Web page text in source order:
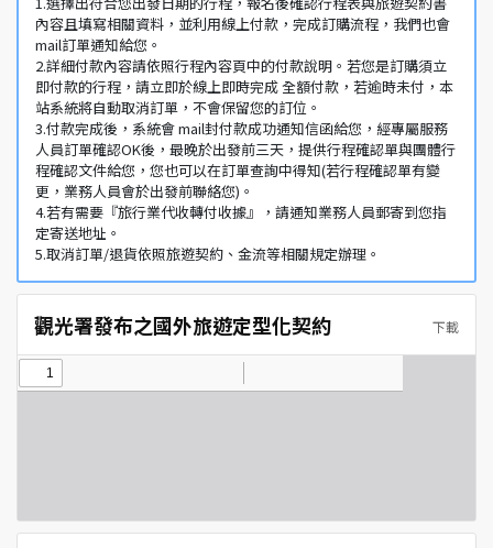
內容且填寫相關資料，並利用線上付款，完成訂購流程，我們也會
mail訂單通知給您。
2.詳細付款內容請依照行程內容頁中的付款說明。若您是訂購須立
即付款的行程，請立即於線上即時完成 全額付款，若逾時未付，本
站系統將自動取消訂單，不會保留您的訂位。
3.付款完成後，系統會 mail封付款成功通知信函給您，經專屬服務
人員訂單確認OK後，最晚於出發前三天，提供行程確認單與團體行
程確認文件給您，您也可以在訂單查詢中得知(若行程確認單有變
更，業務人員會於出發前聯絡您)。
4.若有需要『旅行業代收轉付收據』，請通知業務人員郵寄到您指
定寄送地址。
5.取消訂單/退貨依照旅遊契約、金流等相關規定辦理。
觀光署發布之國外旅遊定型化契約 下載